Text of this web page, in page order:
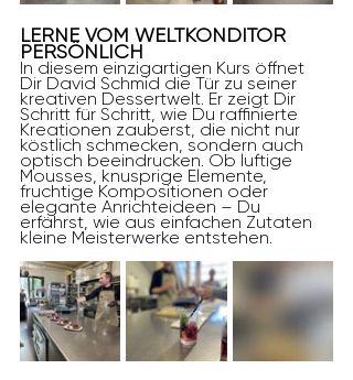
LERNE VOM WELTKONDITOR
PERSÖNLICH
In diesem einzigartigen Kurs öffnet
Dir David Schmid die Tür zu seiner
kreativen Dessertwelt. Er zeigt Dir
Schritt für Schritt, wie Du raffinierte
Kreationen zauberst, die nicht nur
köstlich schmecken, sondern auch
optisch beeindrucken. Ob luftige
Mousses, knusprige Elemente,
fruchtige Kompositionen oder
elegante Anrichteideen – Du
erfährst, wie aus einfachen Zutaten
kleine Meisterwerke entstehen.